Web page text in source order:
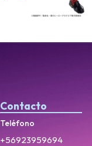
Contacto
Teléfono
+56923959694